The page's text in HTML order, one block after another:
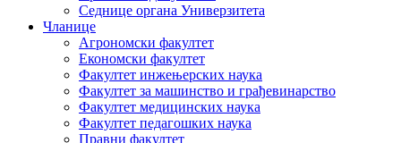
Седнице органа Универзитета
Чланице
Агрономски факултет
Економски факултет
Факултет инжењерских наука
Факултет за машинство и грађевинарство
Факултет медицинских наука
Факултет педагошких наука
Правни факултет